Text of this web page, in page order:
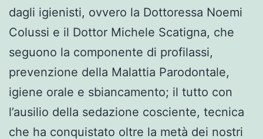
dagli igienisti, ovvero la Dottoressa Noemi
Colussi e il Dottor Michele Scatigna, che
seguono la componente di profilassi,
prevenzione della Malattia Parodontale,
igiene orale e sbiancamento; il tutto con
l’ausilio della sedazione cosciente, tecnica
che ha conquistato oltre la metà dei nostri